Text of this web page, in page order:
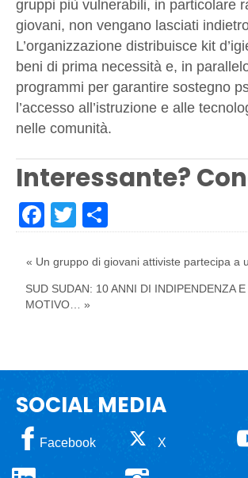
gruppi più vulnerabili, in particolare
giovani, non vengano lasciati
L’organizzazione distribuisce kit
beni di prima necessità e, in
programmi per garantire sostegno
l’accesso all’istruzione e alle
nelle comunità.
Interessante?
Facebook
Twitter
« Un gruppo di giovani attiviste partecipa a
SUD SUDAN: 10 ANNI DI INDIPENDENZA E
MOTIVO… »
SOCIAL MEDIA
Facebook X